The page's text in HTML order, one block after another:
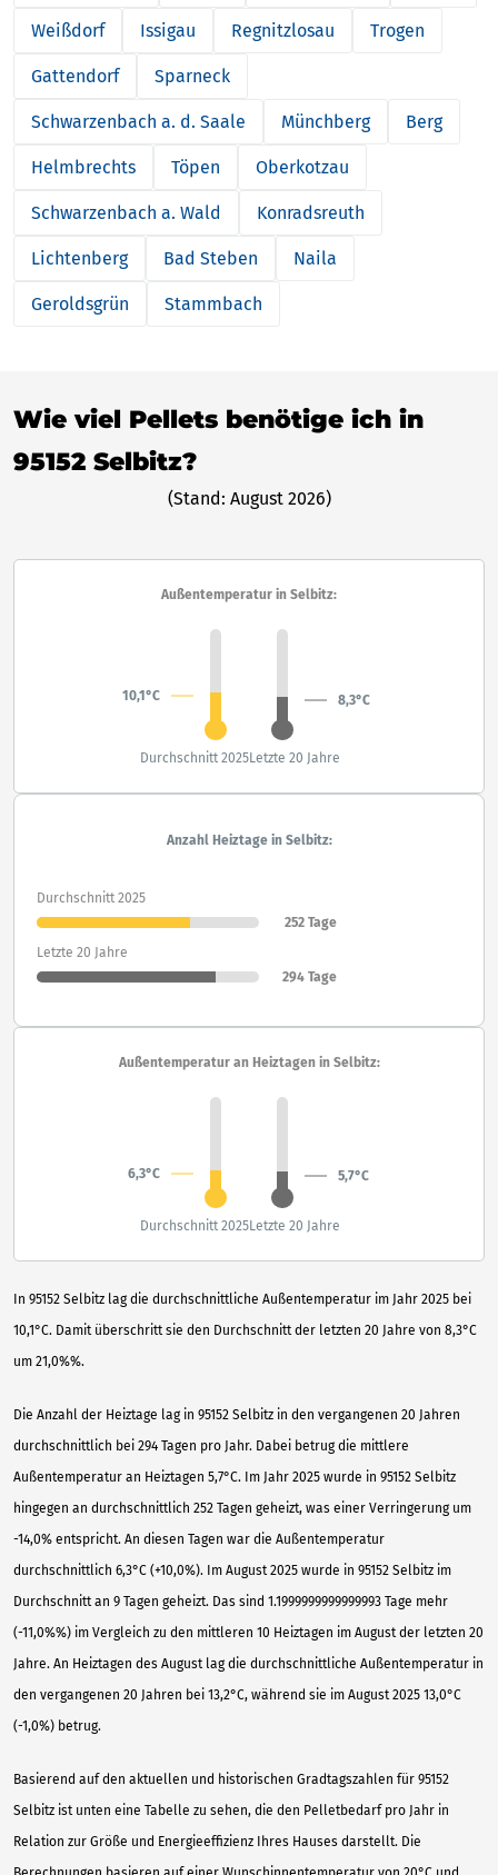
Weißdorf Issigau Regnitzlosau Trogen
Gattendorf Sparneck
Schwarzenbach a. d. Saale Münchberg Berg
Helmbrechts Töpen Oberkotzau
Schwarzenbach a. Wald Konradsreuth
Lichtenberg Bad Steben Naila
Geroldsgrün Stammbach
Wie viel Pellets benötige ich in
95152 Selbitz?
(Stand: August 2026)
In 95152 Selbitz lag die durchschnittliche Außentemperatur im Jahr 2025 bei
10,1°C. Damit überschritt sie den Durchschnitt der letzten 20 Jahre von 8,3°C
um 21,0%%.
Die Anzahl der Heiztage lag in 95152 Selbitz in den vergangenen 20 Jahren
durchschnittlich bei 294 Tagen pro Jahr. Dabei betrug die mittlere
Außentemperatur an Heiztagen 5,7°C. Im Jahr 2025 wurde in 95152 Selbitz
hingegen an durchschnittlich 252 Tagen geheizt, was einer Verringerung um
-14,0% entspricht. An diesen Tagen war die Außentemperatur
durchschnittlich 6,3°C (+10,0%). Im August 2025 wurde in 95152 Selbitz im
Durchschnitt an 9 Tagen geheizt. Das sind 1.1999999999999993 Tage mehr
(-11,0%%) im Vergleich zu den mittleren 10 Heiztagen im August der letzten 20
Jahre. An Heiztagen des August lag die durchschnittliche Außentemperatur in
den vergangenen 20 Jahren bei 13,2°C, während sie im August 2025 13,0°C
(-1,0%) betrug.
Basierend auf den aktuellen und historischen Gradtagszahlen für 95152
Selbitz ist unten eine Tabelle zu sehen, die den Pelletbedarf pro Jahr in
Relation zur Größe und Energieeffizienz Ihres Hauses darstellt. Die
Außentemperatur in Selbitz:
10,1°C 8,3°C
Durchschnitt 2025Letzte 20 Jahre
Anzahl Heiztage in Selbitz:
Durchschnitt 2025
252 Tage
Letzte 20 Jahre
294 Tage
Außentemperatur an Heiztagen in Selbitz:
6,3°C 5,7°C
Durchschnitt 2025Letzte 20 Jahre